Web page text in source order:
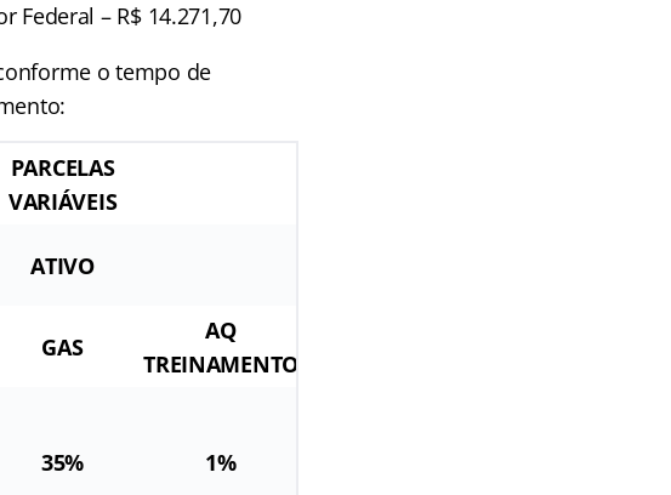
Federal – R$ 14.271,70
o tempo de
PARCELAS
VARIÁVEIS
ATIVO
GAS
AQ
TREINAMENTO
35% 1%